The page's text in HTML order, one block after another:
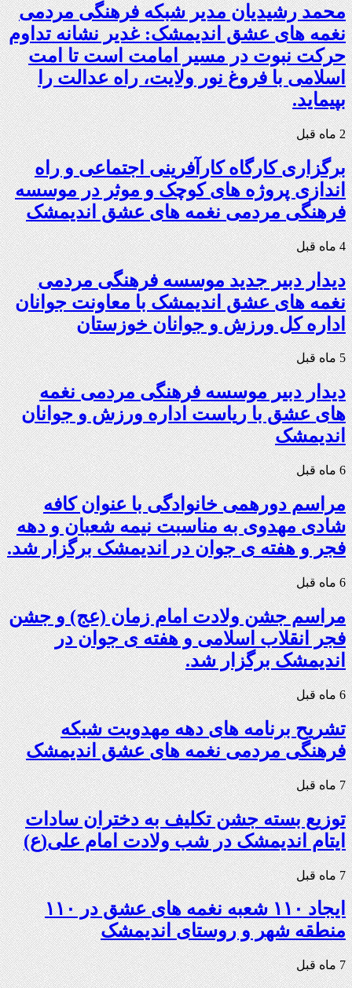
محمد رشیدیان مدیر شبکه فرهنگی مردمی
نغمه های عشق اندیمشک: غدیر نشانه تداوم
حرکت نبوت در مسیر امامت است تا امت
اسلامی با فروغ نور ولایت، راه عدالت را
بپیماید.
2 ماه قبل
برگزاری کارگاه کارآفرینی اجتماعی و راه
اندازی پروژه های کوچک و موثر در موسسه
فرهنگی مردمی نغمه های عشق اندیمشک
4 ماه قبل
دیدار دبیر جدید موسسه فرهنگی مردمی
نغمه های عشق اندیمشک با معاونت جوانان
اداره کل ورزش و جوانان خوزستان
5 ماه قبل
دیدار دبیر موسسه فرهنگی مردمی نغمه
های عشق با ریاست اداره ورزش و جوانان
اندیمشک
6 ماه قبل
مراسم دورهمی خانوادگی با عنوان کافه
شادی مهدوی به مناسبت نیمه شعبان و دهه
فجر و هفته ی جوان در اندیمشک برگزار شد.
6 ماه قبل
مراسم جشن ولادت امام زمان (عج) و جشن
فجر انقلاب اسلامی و هفته ی جوان در
اندیمشک برگزار شد.
6 ماه قبل
تشریح برنامه های دهه مهدویت شبکه
فرهنگی مردمی نغمه های عشق اندیمشک
7 ماه قبل
توزیع بسته جشن تکلیف به دختران سادات
ایتام اندیمشک در شب ولادت امام علی(ع)
7 ماه قبل
ایجاد ۱۱۰ شعبه نغمه های عشق در ۱۱۰
منطقه شهر و روستای اندیمشک
7 ماه قبل